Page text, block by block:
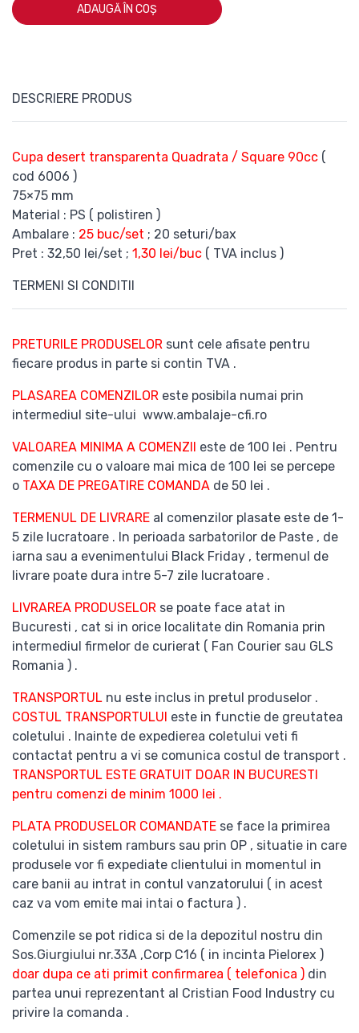
ADAUGĂ ÎN COȘ
DESCRIERE PRODUS
Cupa desert transparenta Quadrata / Square 90cc (
cod 6006 )
75×75 mm
Material : PS ( polistiren )
Ambalare : 25 buc/set ; 20 seturi/bax
Pret : 32,50 lei/set ; 1,30 lei/buc ( TVA inclus )
TERMENI SI CONDITII
PRETURILE PRODUSELOR sunt cele afisate pentru
fiecare produs in parte si contin TVA .
PLASAREA COMENZILOR este posibila numai prin
intermediul site-ului www.ambalaje-cfi.ro
VALOAREA MINIMA A COMENZII este de 100 lei . Pentru
comenzile cu o valoare mai mica de 100 lei se percepe
o TAXA DE PREGATIRE COMANDA de 50 lei .
TERMENUL DE LIVRARE al comenzilor plasate este de 1-
5 zile lucratoare . In perioada sarbatorilor de Paste , de
iarna sau a evenimentului Black Friday , termenul de
livrare poate dura intre 5-7 zile lucratoare .
LIVRAREA PRODUSELOR se poate face atat in
Bucuresti , cat si in orice localitate din Romania prin
intermediul firmelor de curierat ( Fan Courier sau GLS
Romania ) .
TRANSPORTUL nu este inclus in pretul produselor .
COSTUL TRANSPORTULUI este in functie de greutatea
coletului . Inainte de expedierea coletului veti fi
contactat pentru a vi se comunica costul de transport .
TRANSPORTUL ESTE GRATUIT DOAR IN BUCURESTI
pentru comenzi de minim 1000 lei .
PLATA PRODUSELOR COMANDATE se face la primirea
coletului in sistem ramburs sau prin OP , situatie in care
produsele vor fi expediate clientului in momentul in
care banii au intrat in contul vanzatorului ( in acest
caz va vom emite mai intai o factura ) .
Comenzile se pot ridica si de la depozitul nostru din
Sos.Giurgiului nr.33A ,Corp C16 ( in incinta Pielorex )
doar dupa ce ati primit confirmarea ( telefonica ) din
partea unui reprezentant al Cristian Food Industry cu
privire la comanda .